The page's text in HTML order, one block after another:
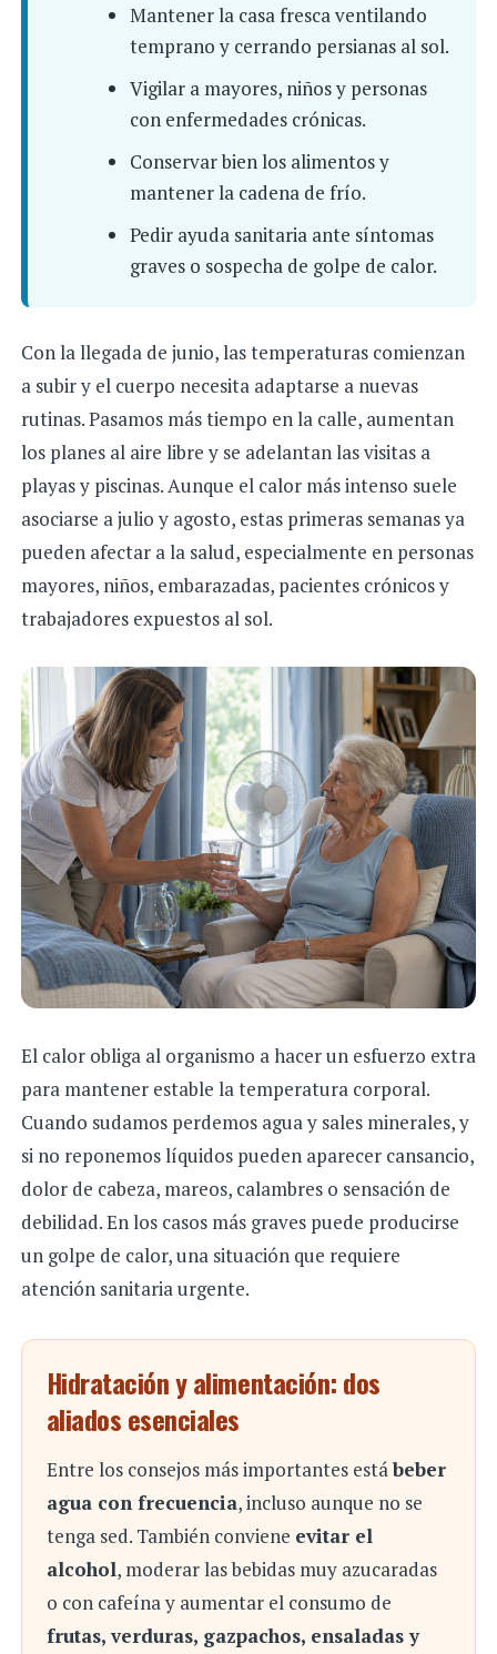
Mantener la casa fresca ventilando
temprano y cerrando persianas al sol.
Vigilar a mayores, niños y personas
con enfermedades crónicas.
Conservar bien los alimentos y
mantener la cadena de frío.
Pedir ayuda sanitaria ante síntomas
graves o sospecha de golpe de calor.
Con la llegada de junio, las temperaturas comienzan
a subir y el cuerpo necesita adaptarse a nuevas
rutinas. Pasamos más tiempo en la calle, aumentan
los planes al aire libre y se adelantan las visitas a
playas y piscinas. Aunque el calor más intenso suele
asociarse a julio y agosto, estas primeras semanas ya
pueden afectar a la salud, especialmente en personas
mayores, niños, embarazadas, pacientes crónicos y
trabajadores expuestos al sol.
El calor obliga al organismo a hacer un esfuerzo extra
para mantener estable la temperatura corporal.
Cuando sudamos perdemos agua y sales minerales, y
si no reponemos líquidos pueden aparecer cansancio,
dolor de cabeza, mareos, calambres o sensación de
debilidad. En los casos más graves puede producirse
un golpe de calor, una situación que requiere
atención sanitaria urgente.
Hidratación y alimentación: dos
aliados esenciales
Entre los consejos más importantes estábeber
agua con frecuencia, incluso aunque no se
tenga sed. También conviene evitar el
alcohol, moderar las bebidas muy azucaradas
o con cafeína y aumentar el consumo de
frutas, verduras, gazpachos, ensaladas y